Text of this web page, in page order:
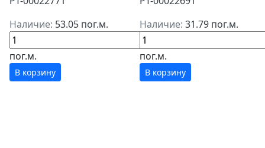
Наличие: 53.05 пог.м.
пог.м.
В корзину
Наличие: 31.79 пог.м.
пог.м.
В корзину